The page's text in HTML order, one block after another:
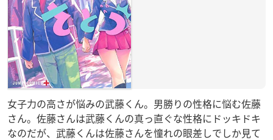
女子力の高さが悩みの武藤くん。男勝りの性格に悩む佐藤
さん。佐藤さんは武藤くんの真っ直ぐな性格にドッキドキ
なのだが、武藤くんは佐藤さんを憧れの眼差しでしか見て